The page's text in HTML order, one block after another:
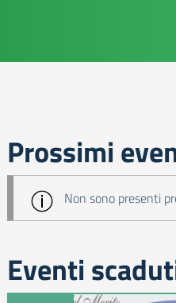
Prossimi
Non sono presenti
Eventi